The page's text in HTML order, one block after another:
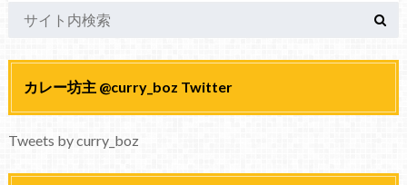
カレー坊主 @curry_boz Twitter
Tweets by curry_boz